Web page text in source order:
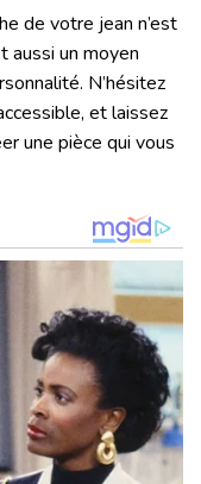
de votre jean n’est
aussi un moyen
N’hésitez
et laissez
une pièce qui vous